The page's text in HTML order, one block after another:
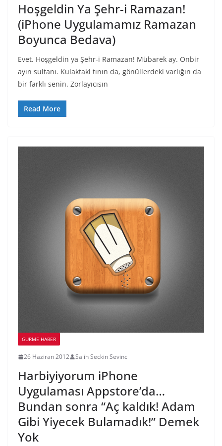
Hoşgeldin Ya Şehr-i Ramazan!
(iPhone Uygulamamız Ramazan
Boyunca Bedava)
Evet. Hoşgeldin ya Şehr-i Ramazan! Mübarek ay. Onbir
ayın sultanı. Kulaktaki tının da, gönüllerdeki varlığın da
bir farklı senin. Zorlayıcısın
Read More
GURME HABER
26 Haziran 2012 Salih Seckin Sevinc
Harbiyiyorum iPhone
Uygulaması Appstore’da…
Bundan sonra “Aç kaldık! Adam
Gibi Yiyecek Bulamadık!” Demek
Yok